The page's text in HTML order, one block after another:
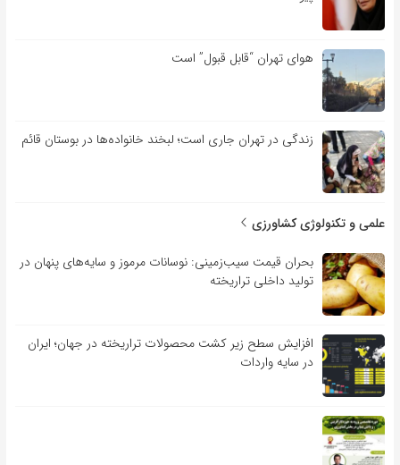
هوای تهران “قابل قبول” است
زندگی در تهران جاری است؛ لبخند خانواده‌ها در بوستان قائم
علمی و تکنولوژی کشاورزی
بحران قیمت سیب‌زمینی: نوسانات مرموز و سایه‌های پنهان در
تولید داخلی تراریخته
افزایش سطح زیر کشت محصولات تراریخته در جهان؛ ایران
در سایه واردات